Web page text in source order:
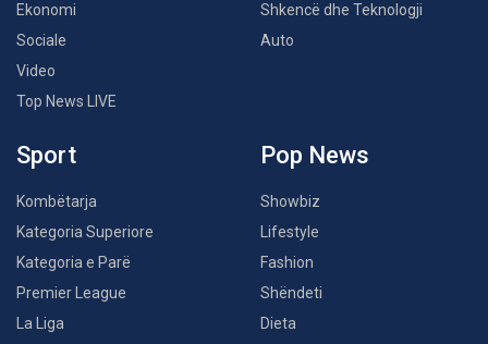
Ekonomi
Sociale
Video
Top News LIVE
Shkencë dhe Teknologji
Auto
Sport
Kombëtarja
Kategoria Superiore
Kategoria e Parë
Premier League
La Liga
Pop News
Showbiz
Lifestyle
Fashion
Shëndeti
Dieta